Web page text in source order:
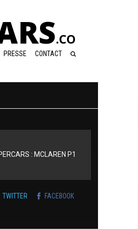
.CO
PRESSE CONTACT
: MCLAREN P1
TWITTER FACEBOOK